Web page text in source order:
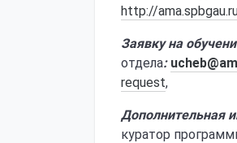
http://
Заявку на
отдела: ucheb@
request,
Дополнительная
куратор